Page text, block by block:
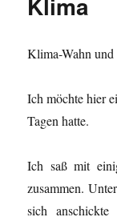
Klima-Wahn
Ich möchte hier
Tagen hatte.
Ich saß mit
zusammen.
sich